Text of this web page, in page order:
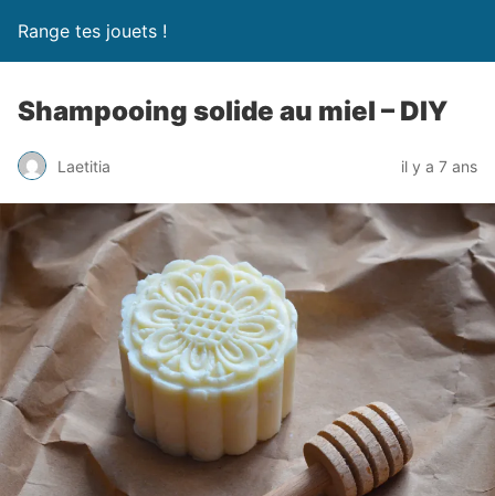
Range tes jouets !
Shampooing solide au miel – DIY
Laetitia il y a 7 ans